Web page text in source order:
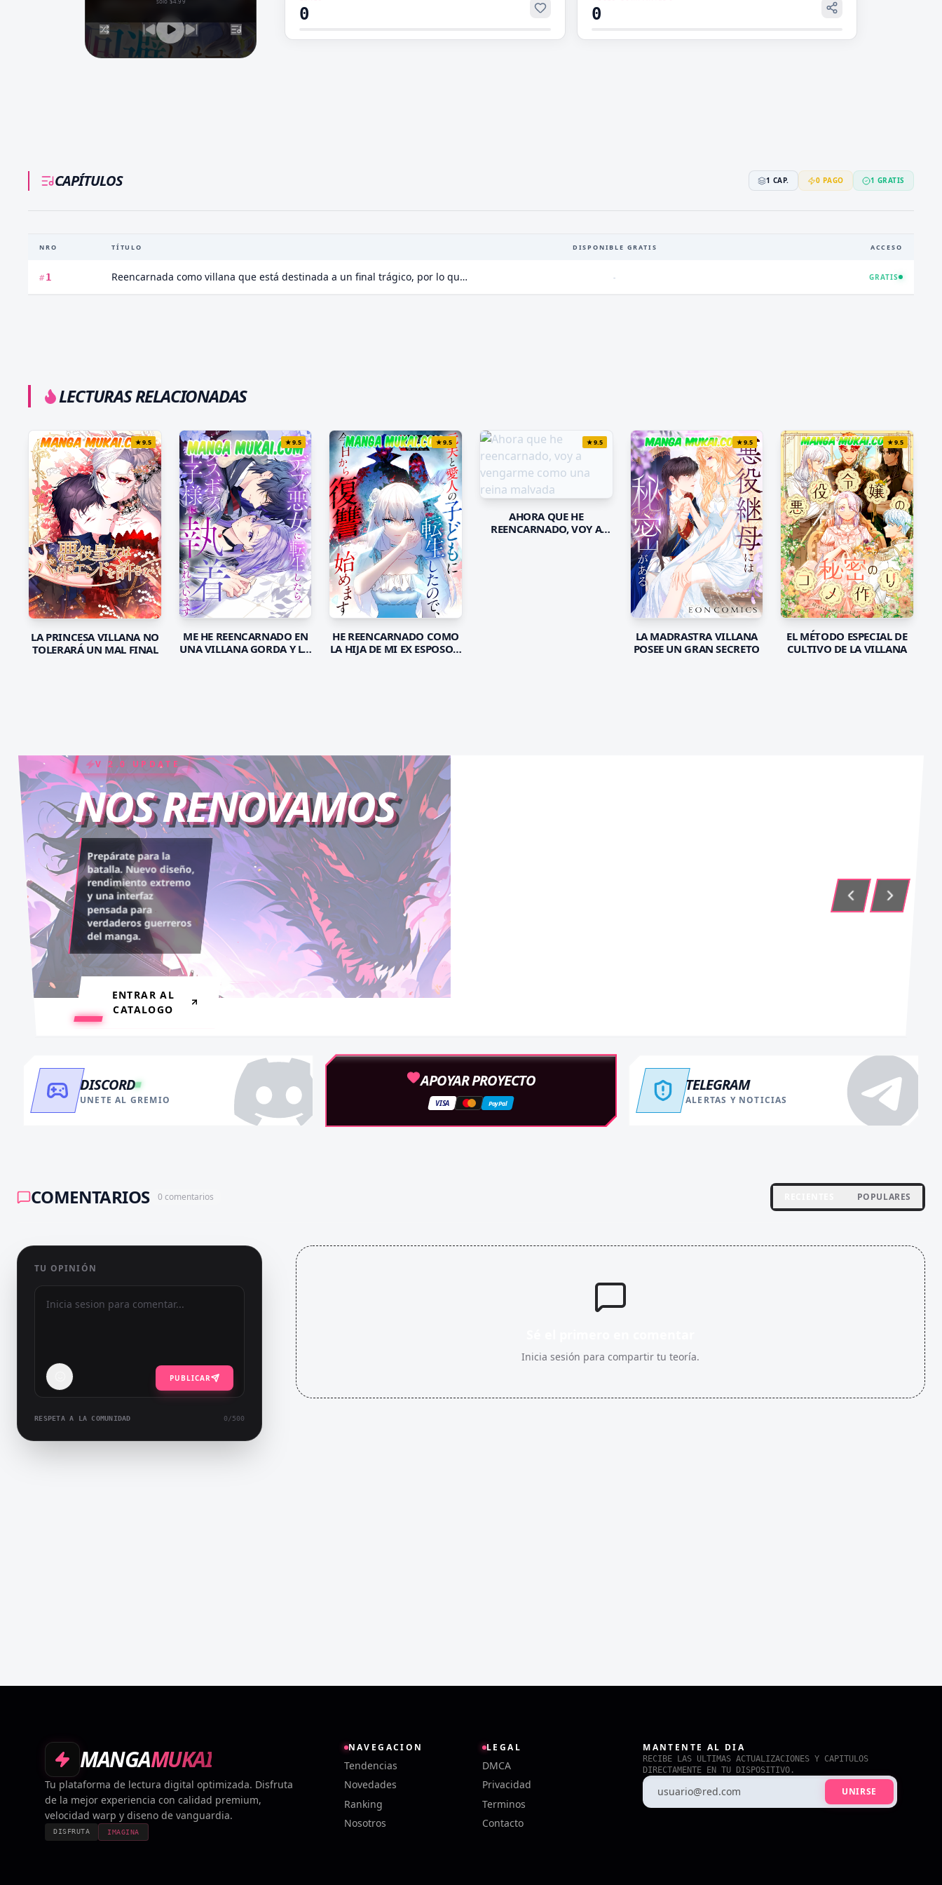
0 0
CAPÍTULOS 1 CAP. 0 PAGO 1 GRATIS
NRO TÍTULO DISPONIBLE GRATIS ACCESO
# 1 Reencarnada como villana que está destinada a un final trágico, por lo que evitaré todas las rutas trágicas Capitulo 1 - GRATIS
LECTURAS RELACIONADAS
★9.5
LA PRINCESA VILLANA NO
TOLERARÁ UN MAL FINAL
★9.5
ME HE REENCARNADO EN
UNA VILLANA GORDA Y LO
★9.5
HE REENCARNADO COMO
LA HIJA DE MI EX ESPOSO Y
★9.5
AHORA QUE HE
REENCARNADO, VOY A
★9.5
LA MADRASTRA VILLANA
POSEE UN GRAN SECRETO
★9.5
EL MÉTODO ESPECIAL DE
CULTIVO DE LA VILLANA
V 2.0 UPDATE
NOS RENOVAMOS
Prepárate para la
batalla. Nuevo diseño,
rendimiento extremo
y una interfaz
pensada para
verdaderos guerreros
del manga.
ENTRAR AL
CATALOGO
COIN RUSH
Desbloquea capítulos
legendarios. Recarga tus
monedas y accede al
contenido más exclusivo
sin límites.
RECARGAR AHORA
ELITE PASS
Asciende al rango máximo.
Experiencia sin anuncios,
descargas infinitas y acceso
anticipado.
VER BENEFICIOS
DISCORD
UNETE AL GREMIO
APOYAR PROYECTO
VISA PayPal
TELEGRAM
ALERTAS Y NOTICIAS
COMENTARIOS 0 comentarios POPULARES
TU OPINIÓN
PUBLICAR
RESPETA A LA COMUNIDAD 0/500
Inicia sesión para compartir tu teoría.
MANGAMUKAI
Tu plataforma de lectura digital optimizada. Disfruta
de la mejor experiencia con calidad premium,
velocidad warp y diseno de vanguardia.
DISFRUTA IMAGINA
NAVEGACION
Tendencias
Novedades
Ranking
Nosotros
LEGAL
DMCA
Privacidad
Terminos
Contacto
MANTENTE AL DIA
RECIBE LAS ULTIMAS ACTUALIZACIONES Y CAPITULOS
DIRECTAMENTE EN TU DISPOSITIVO.
UNIRSE